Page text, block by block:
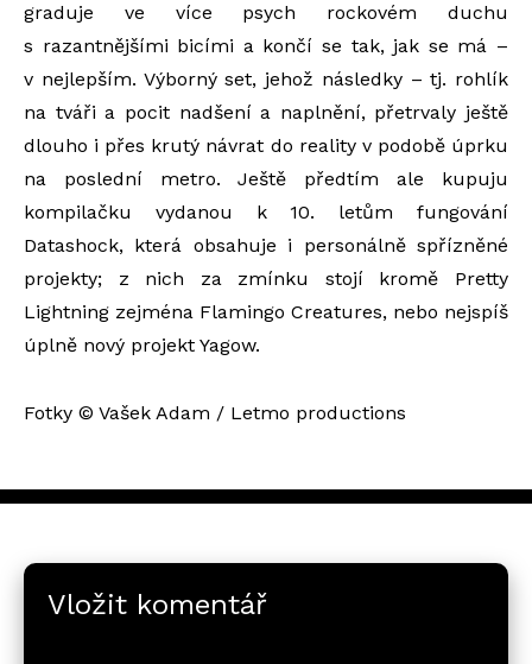
graduje ve více psych rockovém duchu
s razantnějšími bicími a končí se tak, jak se má –
v nejlepším. Výborný set, jehož následky – tj. rohlík
na tváři a pocit nadšení a naplnění, přetrvaly ještě
dlouho i přes krutý návrat do reality v podobě úprku
na poslední metro. Ještě předtím ale kupuju
kompilačku vydanou k 10. letům fungování
Datashock, která obsahuje i personálně spřízněné
projekty; z nich za zmínku stojí kromě Pretty
Lightning zejména Flamingo Creatures, nebo nejspíš
úplně nový projekt Yagow.
Fotky © Vašek Adam / Letmo productions
Vložit komentář